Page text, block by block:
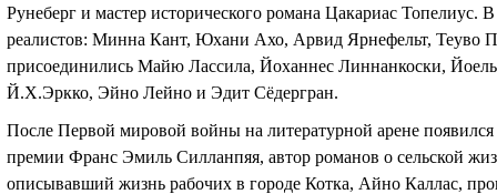
Рунеберг и мастер исторического романа Цакариас Топелиус.
реалистов: Минна Кант, Юхани Ахо, Арвид Ярнефельт, Теуво
присоединились Майю Лассила, Йоханнес Линнанкоски,
Й.Х.Эркко, Эйно Лейно и Эдит Сёдергран.
После Первой мировой войны на литературной арене
премии Франс Эмиль Силланпяя, автор романов о сельской
описывавший жизнь рабочих в городе Котка, Айно Каллас,